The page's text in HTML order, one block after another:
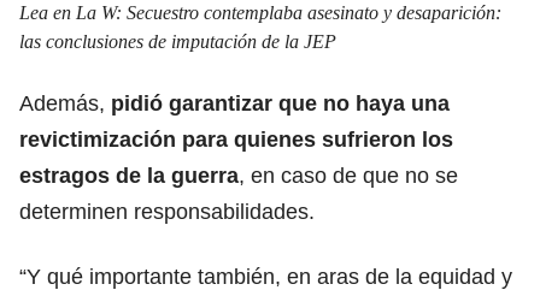
Lea en La W: Secuestro contemplaba asesinato y desaparición:
las conclusiones de imputación de la JEP
Además, pidió garantizar que no haya una
revictimización para quienes sufrieron los
estragos de la guerra, en caso de que no se
determinen responsabilidades.
“Y qué importante también, en aras de la equidad y